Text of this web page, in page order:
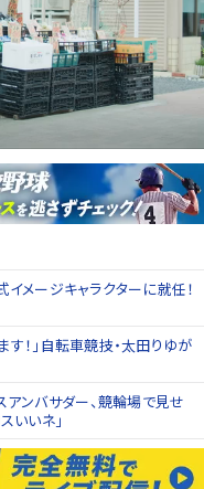
メージキャラクターに就任！
す！」自転車競技・太田りゆが
アンバサダー、競輪場で見せ
いいネ」